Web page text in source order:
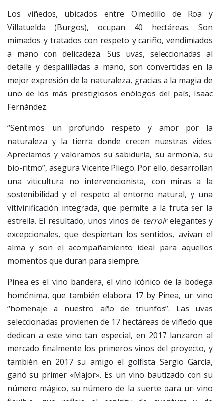
Los viñedos, ubicados entre Olmedillo de Roa y
Villatuelda (Burgos), ocupan 40 hectáreas. Son
mimados y tratados con respeto y cariño, vendimiados
a mano con delicadeza. Sus uvas, seleccionadas al
detalle y despalilladas a mano, son convertidas en la
mejor expresión de la naturaleza, gracias a la magia de
uno de los más prestigiosos enólogos del país, Isaac
Fernández.
“Sentimos un profundo respeto y amor por la
naturaleza y la tierra donde crecen nuestras vides.
Apreciamos y valoramos su sabiduría, su armonía, su
bio-ritmo”, asegura Vicente Pliego. Por ello, desarrollan
una viticultura no intervencionista, con miras a la
sostenibilidad y el respeto al entorno natural, y una
vitivinificación integrada, que permite a la fruta ser la
estrella. El resultado, unos vinos de terroirelegantes y
excepcionales, que despiertan los sentidos, avivan el
alma y son el acompañamiento ideal para aquellos
momentos que duran para siempre.
Pinea es el vino bandera, el vino icónico de la bodega
homónima, que también elabora 17 by Pinea, un vino
“homenaje a nuestro año de triunfos”. Las uvas
seleccionadas provienen de 17 hectáreas de viñedo que
dedican a este vino tan especial, en 2017 lanzaron al
mercado finalmente los primeros vinos del proyecto, y
también en 2017 su amigo el golfista Sergio García,
ganó su primer «Major». Es un vino bautizado con su
número mágico, su número de la suerte para un vino